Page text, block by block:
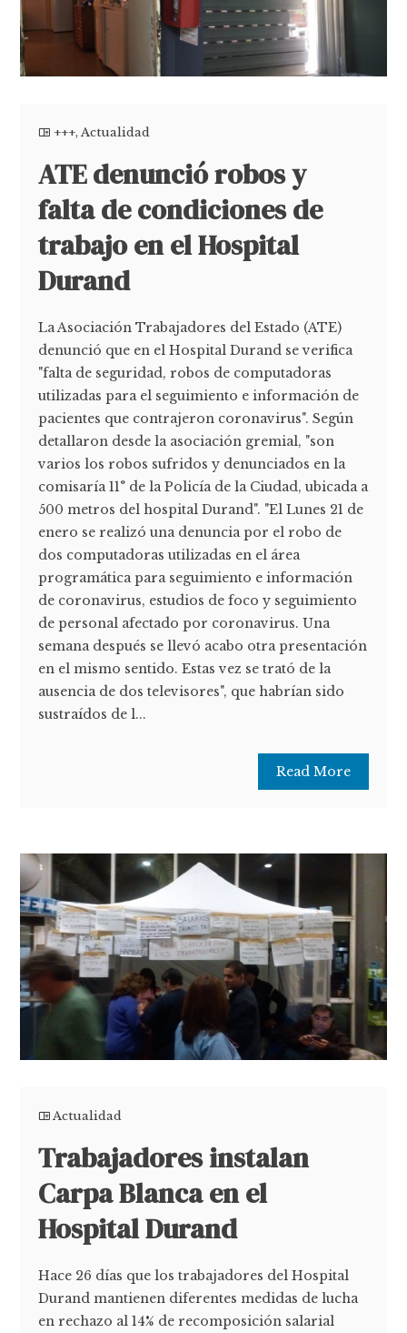
+++,Actualidad
ATE denunció robos y
falta de condiciones de
trabajo en el Hospital
Durand
La Asociación Trabajadores del Estado (ATE)
denunció que en el Hospital Durand se verifica
"falta de seguridad, robos de computadoras
utilizadas para el seguimiento e información de
pacientes que contrajeron coronavirus". Según
detallaron desde la asociación gremial, "son
varios los robos sufridos y denunciados en la
comisaría 11° de la Policía de la Ciudad, ubicada a
500 metros del hospital Durand". "El Lunes 21 de
enero se realizó una denuncia por el robo de
dos computadoras utilizadas en el área
programática para seguimiento e información
de coronavirus, estudios de foco y seguimiento
de personal afectado por coronavirus. Una
semana después se llevó acabo otra presentación
en el mismo sentido. Estas vez se trató de la
ausencia de dos televisores", que habrían sido
sustraídos de l...
Read More
Actualidad
Trabajadores instalan
Carpa Blanca en el
Hospital Durand
Hace 26 días que los trabajadores del Hospital
Durand mantienen diferentes medidas de lucha
en rechazo al 14% de recomposición salarial